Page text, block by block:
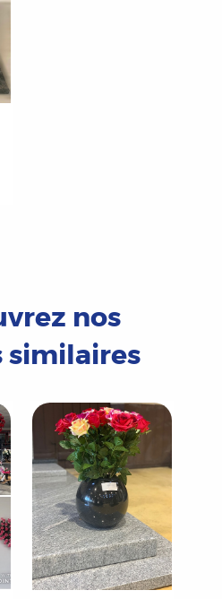
nos
similaires